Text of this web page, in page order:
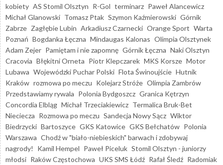
kobiety AS Stomil Olsztyn R-Gol terminarz Paweł Alancewicz
Michał Glanowski Tomasz Ptak Szymon Kaźmierowski Górnik
Zabrze Zagłębie Lubin Arkadiusz Czarnecki Orange Sport Warta
Poznań Bogdanka Łęczna Mindaugas Kalonas Olimpia Olsztynek
Adam Zejer Pamiętam i nie zapomnę Górnik Łęczna Naki Olsztyn
Cracovia Błękitni Orneta Piotr Klepczarek MKS Korsze Motor
Lubawa Wojewódzki Puchar Polski Flota Świnoujście Hutnik
Kraków rozmowa po meczu Kolejarz Stróże Olimpia Zambrów
Przedstawiamy rywala Polonia Bydgoszcz Granica Kętrzyn
Concordia Elbląg Michał Trzeciakiewicz Termalica Bruk-Bet
Nieciecza Rozmowa po meczu Sandecja Nowy Sącz Wiktor
Biedrzycki Bartoszyce GKS Katowice GKS Bełchatów Polonia
Warszawa Chodź w "biało-niebieskich" barwach i zdobywaj
nagrody!
Kamil Hempel Paweł Piceluk Stomil Olsztyn - juniorzy
młodsi Raków Częstochowa UKS SMS Łódź Rafał Śledź Radomiak